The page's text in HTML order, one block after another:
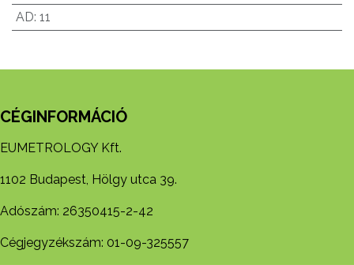
AD: 11
CÉGINFORMÁCIÓ
EUMETROLOGY Kft.
1102 Budapest, Hölgy utca 39.
Adószám: 26350415-2-42
Cégjegyzékszám: 01-09-325557